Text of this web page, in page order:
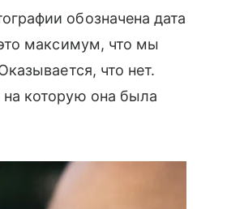
обозначена дата
максимум, что мы
что нет.
которую она была